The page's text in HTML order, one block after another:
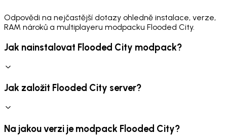
Odpovědi na nejčastější dotazy ohledně instalace, verze,
RAM nároků a multiplayeru modpacku Flooded City.
Jak nainstalovat Flooded City modpack?
Jak založit Flooded City server?
Na jakou verzi je modpack Flooded City?